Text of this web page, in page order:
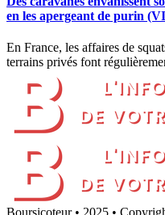
en les apergeant de purin
En France, les affaires de
terrains privés font